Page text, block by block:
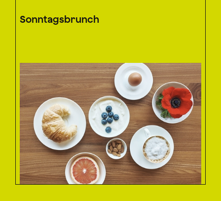
Sonntagsbrunch